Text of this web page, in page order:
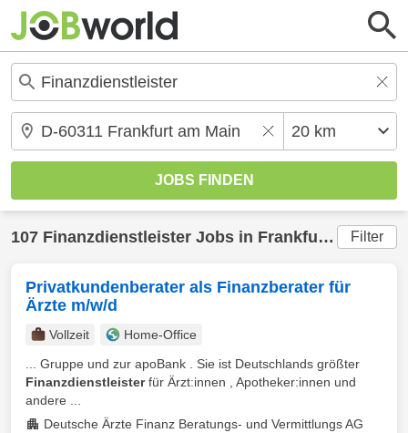
107 Finanzdienstleister Jobs in Frankfurt am Main Filter
Privatkundenberater als Finanzberater für
Ärzte m/w/d
Vollzeit
Home-Office
... Gruppe und zur apoBank . Sie ist Deutschlands größter
Finanzdienstleisterfür Ärzt:innen , Apotheker:innen und
andere ...
Deutsche Ärzte Finanz Beratungs- und Vermittlungs AG